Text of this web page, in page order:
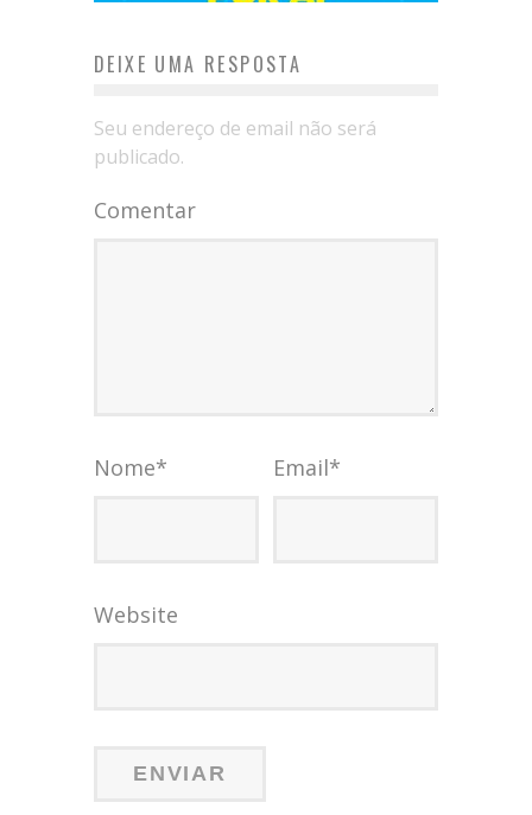
DEIXE UMA RESPOSTA
Seu endereço de email não será
publicado.
Comentar
Nome* Email*
Website